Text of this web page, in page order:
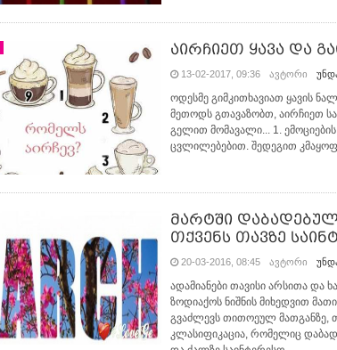
აირჩიეთ ყავა და
13-02-2017, 09:36 ავტორი
ოდესმე გიმკითხავიათ ყავის
მეთოდს გთავაზობთ, აირჩიეთ
გელით მომავალი... 1.
ცვლილებებით. შედეგით
მარტში
თქვენს თავზე
20-03-2016, 08:45 ავტორი
ადამიანები თავისი არსითა და
ზოდიაქოს ნიშნის მიხედვით
გვაძლევს თითოეულ მათგანზე,
კლასიფიკაცია, რომელიც